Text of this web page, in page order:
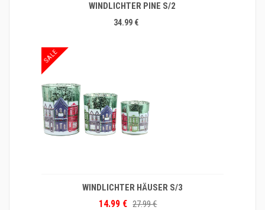
WINDLICHTER PINE S/2
34.99 €
SALE
WINDLICHTER HÄUSER S/3
14.99 € 27.99 €